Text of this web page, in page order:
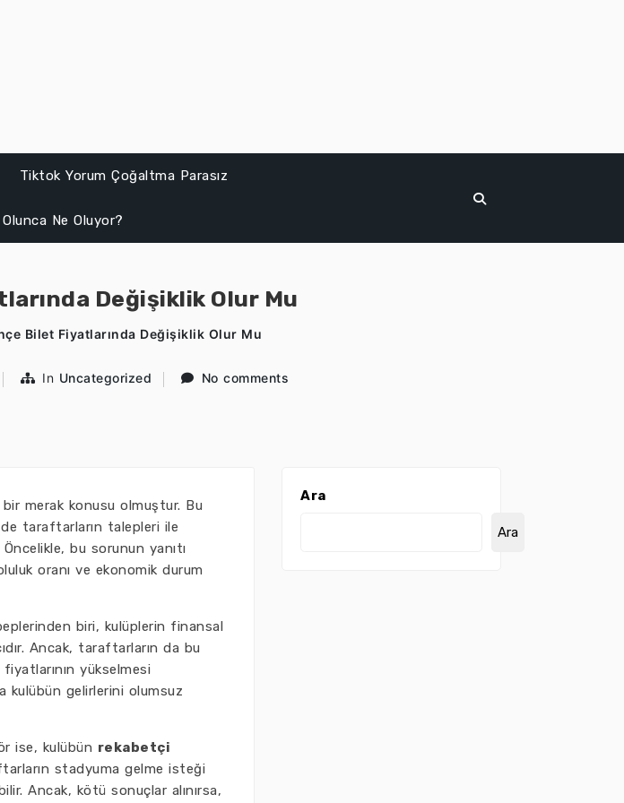
Tiktok Yorum Çoğaltma Parasız
Ne Oluyor?
Değişiklik Olur Mu
Bilet Fiyatlarında Değişiklik Olur Mu
In Uncategorized No comments
merak konusu olmuştur. Bu
taraftarların talepleri ile
bu sorunun yanıtı
oranı ve ekonomik durum
biri, kulüplerin finansal
Ancak, taraftarların da bu
yükselmesi
kulübün gelirlerini olumsuz
ise, kulübün rekabetçi
stadyuma gelme isteği
Ancak, kötü sonuçlar alınırsa,
Ara
Ara